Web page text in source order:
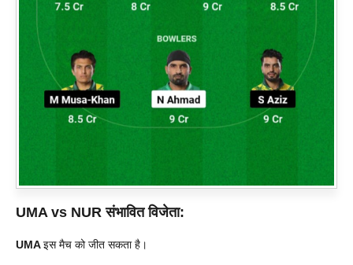
UMA vs NURसंभावित विजेता:
UMAइस मैच को जीत सकता है।